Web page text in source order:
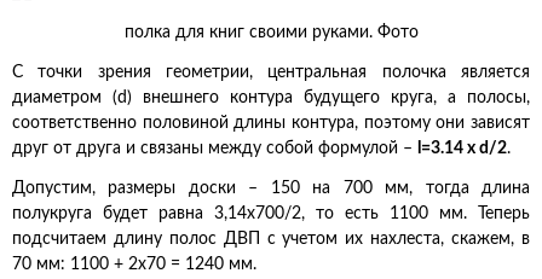
полка для книг своими руками. Фото
С точки зрения геометрии, центральная полочка является
диаметром (d) внешнего контура будущего круга, а полосы,
соответственно половиной длины контура, поэтому они зависят
друг от друга и связаны между собой формулой –
l=3.14 х d/2.
Допустим, размеры доски – 150 на 700 мм, тогда длина
полукруга будет равна 3,14х700/2, то есть 1100 мм. Теперь
подсчитаем длину полос ДВП с учетом их нахлеста, скажем, в
70 мм: 1100 + 2х70 = 1240 мм.